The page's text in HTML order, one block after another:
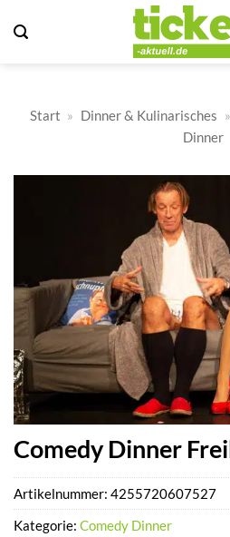
Inhalt
Start » Dinner & Kulinarisches »
Dinner
Comedy Dinner
Artikelnummer: 4255720607527
Kategorie: Comedy Dinner